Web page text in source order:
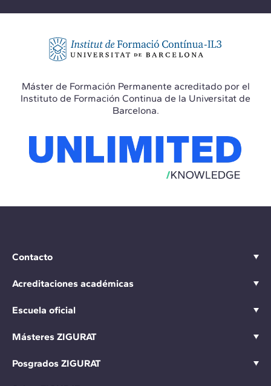
Máster de Formación Permanente acreditado por el
Instituto de Formación Continua de la Universitat de
Barcelona.
Contacto
Acreditaciones académicas
Escuela oficial
Másteres ZIGURAT
Posgrados ZIGURAT